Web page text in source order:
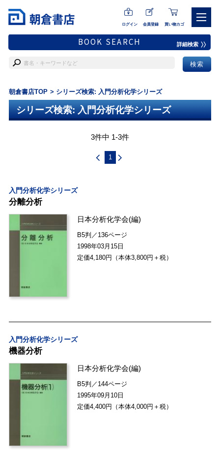
ログイン 会員登録 買い物カゴ
BOOK SEARCH 詳細検索
朝倉書店TOP シリーズ検索: 入門分析化学シリーズ
シリーズ検索: 入門分析化学シリーズ
3件中 1-3件
1
入門分析化学シリーズ
分離分析
日本分析化学会(編)
B5判／136ページ
1998年03月15日
定価4,180円（本体3,800円＋税）
入門分析化学シリーズ
機器分析
日本分析化学会(編)
B5判／144ページ
1995年09月10日
定価4,400円（本体4,000円＋税）